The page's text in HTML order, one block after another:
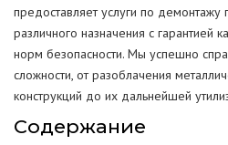
предоставляет услуги по
различного назначения с гарантией
норм безопасности. Мы успешно
сложности, от разоблачения
конструкций до их дальнейшей
Содержание